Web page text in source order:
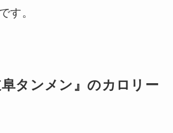
す。
阜タンメン』のカロリー